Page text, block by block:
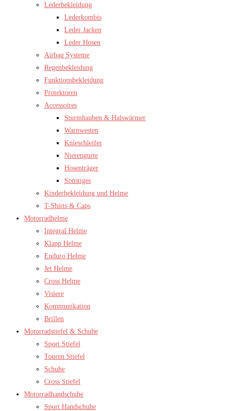
Lederbekleidung
Lederkombis
Leder Jacken
Leder Hosen
Airbag Systeme
Regenbekleidung
Funktionsbekleidung
Protektoren
Accessoires
Sturmhauben & Halswärmer
Warnwesten
Knieschleifer
Nierengurte
Hosenträger
Sonstiges
Kinderbekleidung und Helme
T-Shirts & Caps
Motorradhelme
Integral Helme
Klapp Helme
Enduro Helme
Jet Helme
Cross Helme
Visiere
Kommunikation
Brillen
Motorradstiefel & Schuhe
Sport Stiefel
Touren Stiefel
Schuhe
Cross Stiefel
Motorradhandschuhe
Sport Handschuhe